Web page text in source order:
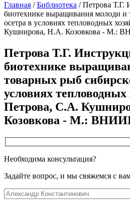
Главная /Библиотека /Петрова Т.Г.
биотехнике выращивания молоди и
осетра в условиях тепловодных
Кушнирова, Н.А. Козовкова - М.:
Петрова Т.Г.
биотехнике
товарных рыб
условиях тепловодных
Петрова, С.А.
Козовкова - М.:
Необходима консультация?
Задайте вопрос, и мы свяжемся с